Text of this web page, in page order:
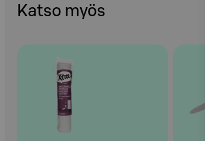
Katso myös